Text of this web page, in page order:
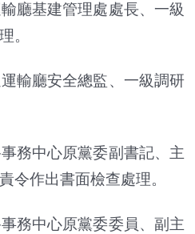
廳基建管理處處長、一級
。
輸廳安全總監、一級調研
務中心原黨委副書記、主
令作出書面檢查處理。
務中心原黨委委員、副主